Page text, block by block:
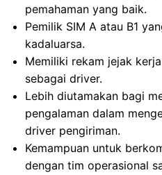
pemahaman yang baik.
Pemilik SIM A atau B1
kadaluarsa.
Memiliki rekam jejak
sebagai driver.
Lebih diutamakan bagi
pengalaman dalam
driver pengiriman.
Kemampuan untuk
dengan tim operasional